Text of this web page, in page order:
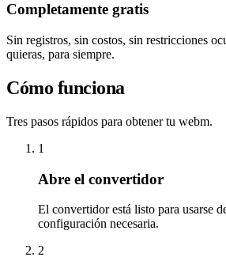
Completamente gratis
Sin registros, sin costos, sin restricciones
quieras, para siempre.
Cómo funciona
Tres pasos rápidos para obtener tu webm.
1
Abre el convertidor
El convertidor está listo para usarse
configuración necesaria.
2